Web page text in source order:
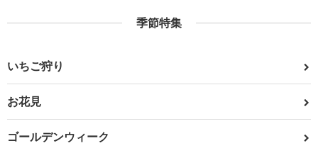
季節特集
いちご狩り
お花見
ゴールデンウィーク